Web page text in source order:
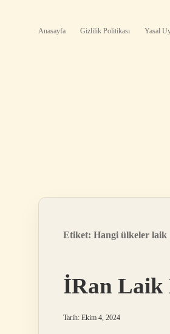
Anasayfa Gizlilik Politikası Yasal
Etiket: Hangi ülkeler laik
İRan Laik
Tarih: Ekim 4, 2024